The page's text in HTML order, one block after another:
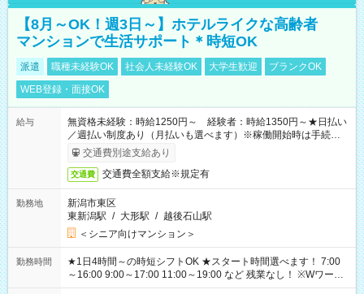
【8月～OK！週3日～】ホテルライクな高齢者
マンションで生活サポート＊時短OK
派遣 職種未経験OK 社会人未経験OK 大学生歓迎
ブランクOK
WEB登録・面接OK
給与
無資格未経験：時給1250円～ 経験者：時給1350円～★日払い
／週払い制度あり（月払いも選べます）※稼働開始時は手続き完
了次第のお支払いとなります。
交通費別途支給あり
交通費 交通費全額支給※規定有
勤務地
新潟市東区
東新潟駅 / 大形駅 / 越後石山駅
＜シニア向けマンション＞
勤務時間
★1日4時間～の時短シフトOK ★スタート時間選べます！ 7:00
～16:00 9:00～17:00 11:00～19:00 など 残業なし！ ※Wワーク
の場合、他のお仕事と合わせ週40時間超の就業はご案内できま